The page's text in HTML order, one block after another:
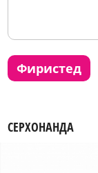
фиристед
СЕРХОНАНДА